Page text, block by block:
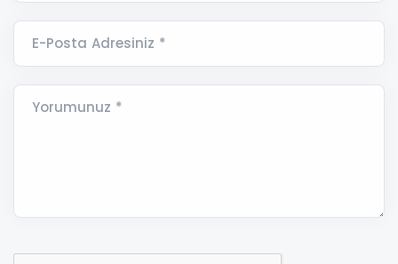
E-Posta Adresiniz *
Yorumunuz *